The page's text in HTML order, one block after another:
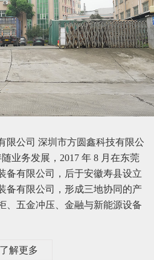
限公司 深圳市方圆鑫科技有限公
业务发展，2017 年 8 月在东莞
备有限公司，后于安徽寿县设立
备有限公司，形成三地协同的产
、五金冲压、金融与新能源设备
了解更多